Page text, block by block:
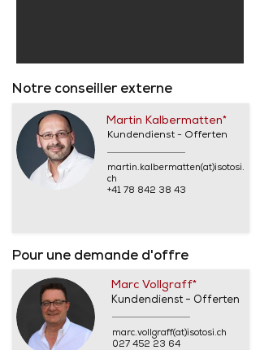
Notre conseiller externe
Martin Kalbermatten*
Kundendienst - Offerten
martin.kalbermatten(at)isotosi.
ch
+41 78 842 38 43
Pour une demande d'offre
Marc Vollgraff*
Kundendienst - Offerten
marc.vollgraff(at)isotosi.ch
027 452 23 64